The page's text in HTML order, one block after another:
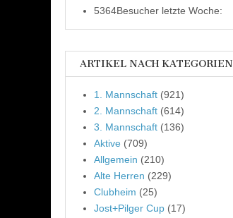
5364Besucher letzte Woche:
ARTIKEL NACH KATEGORIEN
1. Mannschaft (921)
2. Mannschaft (614)
3. Mannschaft (136)
Aktive (709)
Allgemein (210)
Alte Herren (229)
Clubheim (25)
Jost+Pilger Cup (17)